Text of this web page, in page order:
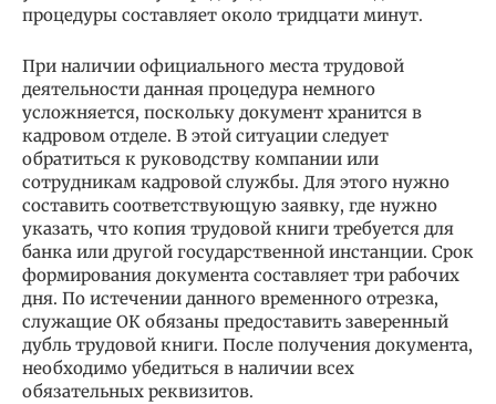
процедуры составляет около тридцати минут.
При наличии официального места трудовой
деятельности данная процедура немного
усложняется, поскольку документ хранится в
кадровом отделе. В этой ситуации следует
обратиться к руководству компании или
сотрудникам кадровой службы. Для этого нужно
составить соответствующую заявку, где нужно
указать, что копия трудовой книги требуется для
банка или другой государственной инстанции. Срок
формирования документа составляет три рабочих
дня. По истечении данного временного отрезка,
служащие ОК обязаны предоставить заверенный
дубль трудовой книги. После получения документа,
необходимо убедиться в наличии всех
обязательных реквизитов.